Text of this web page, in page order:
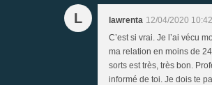
L lawrenta 12/04/2020 10:42
C’est si vrai. Je l’ai vécu
ma relation en moins de
sorts est très, très bon.
informé de toi. Je dois te